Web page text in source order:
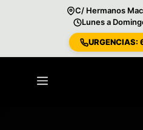
C/ Hermanos
Lunes a
Menú